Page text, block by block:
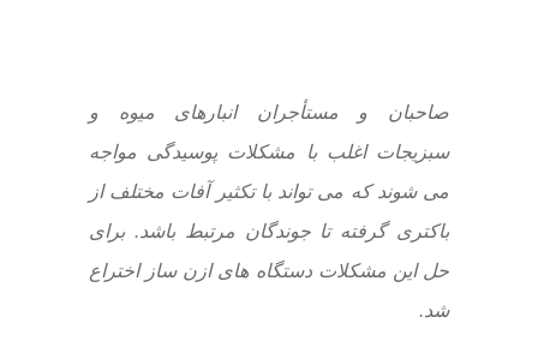
صاحبان و مستأجران انبارهای میوه و
سبزیجات اغلب با مشکلات پوسیدگی مواجه
می شوند که می تواند با تکثیر آفات مختلف از
باکتری گرفته تا جوندگان مرتبط باشد. برای
حل این مشکلات دستگاه های ازن ساز اختراع
شد.